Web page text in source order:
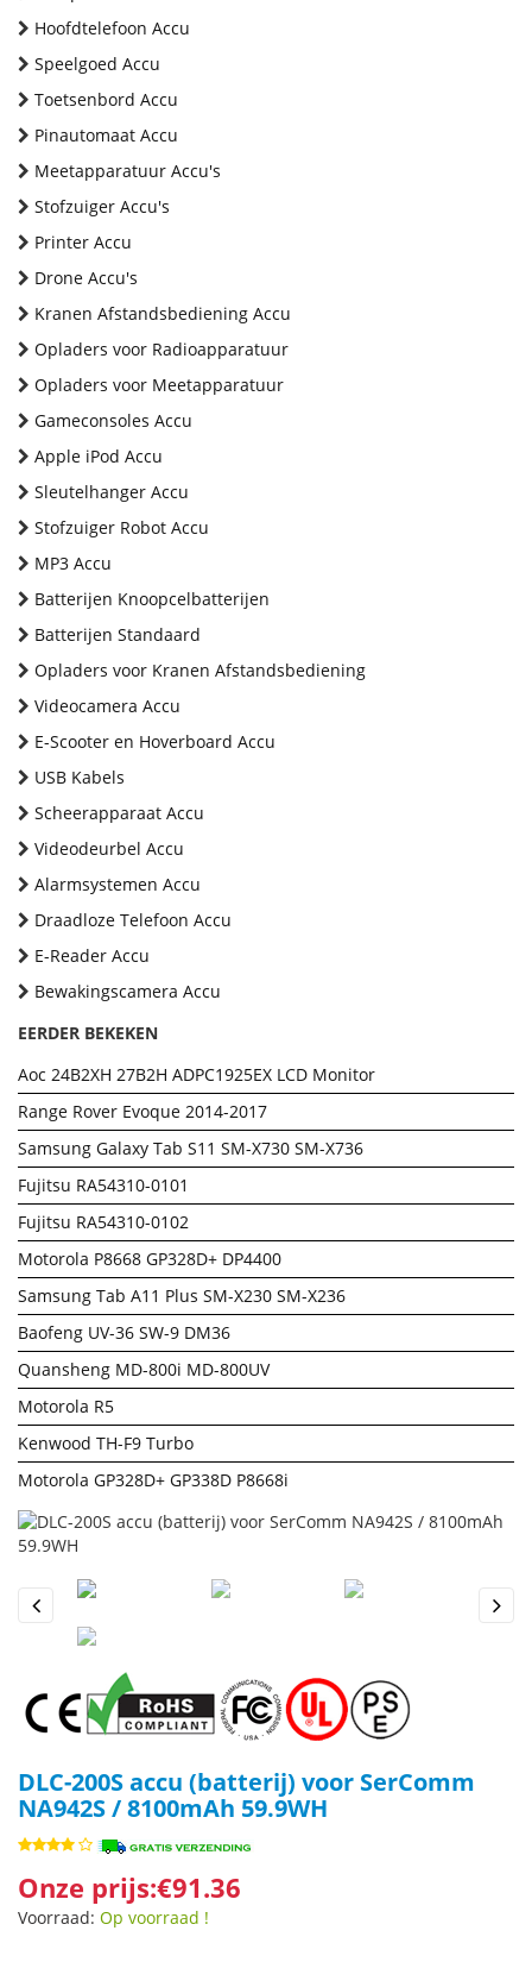
Hoofdtelefoon Accu
Speelgoed Accu
Toetsenbord Accu
Pinautomaat Accu
Meetapparatuur Accu's
Stofzuiger Accu's
Printer Accu
Drone Accu's
Kranen Afstandsbediening Accu
Opladers voor Radioapparatuur
Opladers voor Meetapparatuur
Gameconsoles Accu
Apple iPod Accu
Sleutelhanger Accu
Stofzuiger Robot Accu
MP3 Accu
Batterijen Knoopcelbatterijen
Batterijen Standaard
Opladers voor Kranen Afstandsbediening
Videocamera Accu
E-Scooter en Hoverboard Accu
USB Kabels
Scheerapparaat Accu
Videodeurbel Accu
Alarmsystemen Accu
Draadloze Telefoon Accu
E-Reader Accu
Bewakingscamera Accu
EERDER BEKEKEN
Aoc 24B2XH 27B2H ADPC1925EX LCD Monitor
Range Rover Evoque 2014-2017
Samsung Galaxy Tab S11 SM-X730 SM-X736
Fujitsu RA54310-0101
Fujitsu RA54310-0102
Motorola P8668 GP328D+ DP4400
Samsung Tab A11 Plus SM-X230 SM-X236
Baofeng UV-36 SW-9 DM36
Quansheng MD-800i MD-800UV
Motorola R5
Kenwood TH-F9 Turbo
Motorola GP328D+ GP338D P8668i
Previous
DLC-200S accu (batterij) voor SerComm
NA942S / 8100mAh 59.9WH
Onze prijs:€91.36
Voorraad: Op voorraad !